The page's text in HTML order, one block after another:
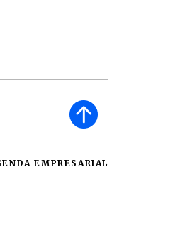
EMPRESARIAL